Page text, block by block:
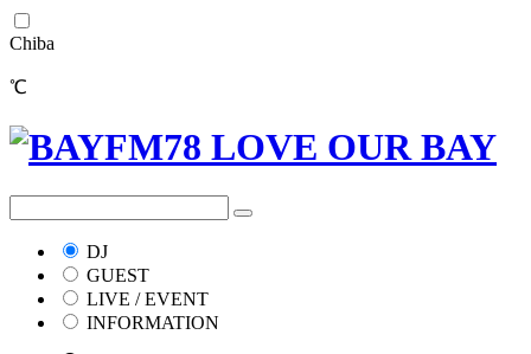
Chiba
℃
DJ
GUEST
LIVE / EVENT
INFORMATION